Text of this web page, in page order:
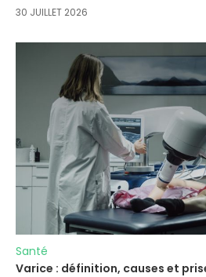
30 JUILLET 2026
Santé
Varice : définition, causes et